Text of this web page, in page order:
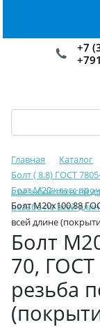
+7
Главная Каталог
Болт ( 8.8) ГОСТ
с резьбой по всей
Болт М20 класс
резьба по всей
Болт М20х100.88
всей длине
Болт
70, ГОСТ
резьба